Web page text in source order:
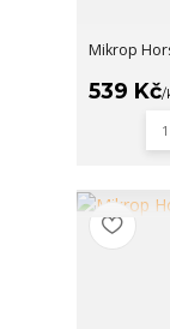
Mikrop
539 Kč/